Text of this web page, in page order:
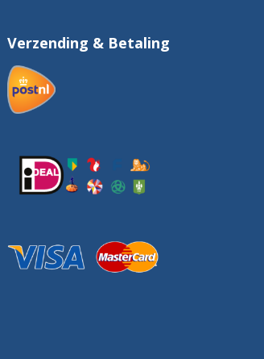
Verzending & Betaling